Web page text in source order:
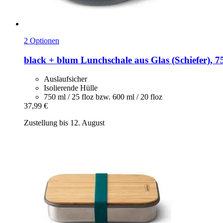
2 Optionen
black + blum Lunchschale aus Glas (Schiefer),
Auslaufsicher
Isolierende Hülle
750 ml / 25 floz bzw. 600 ml / 20 floz
37,99 €
Zustellung bis 12. August